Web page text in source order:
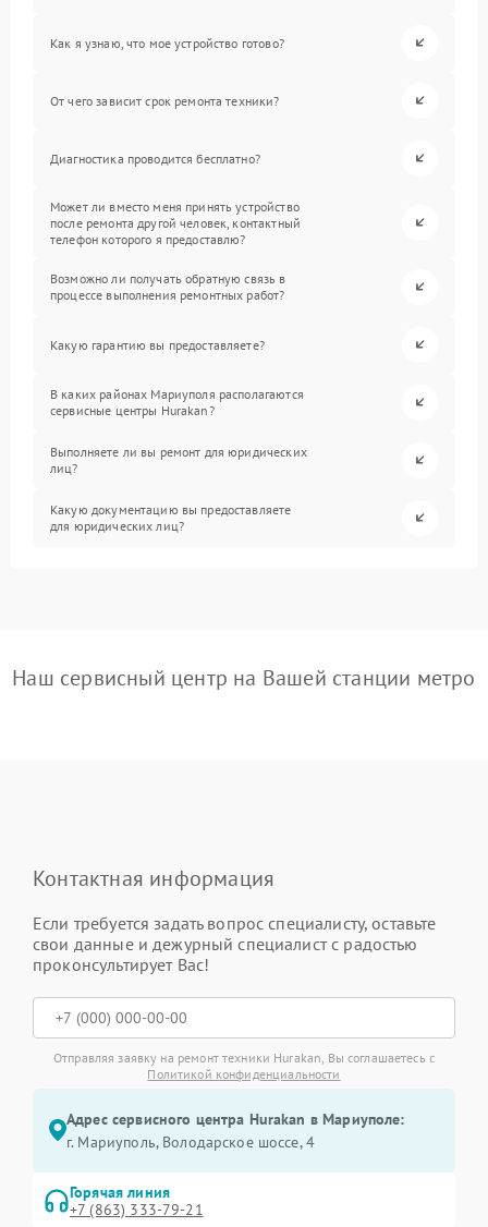
Как я узнаю, что мое устройство готово?
От чего зависит срок ремонта техники?
Диагностика проводится бесплатно?
Может ли вместо меня принять устройство
после ремонта другой человек, контактный
телефон которого я предоставлю?
Возможно ли получать обратную связь в
процессе выполнения ремонтных работ?
Какую гарантию вы предоставляете?
В каких районах Мариуполя располагаются
сервисные центры Hurakan?
Выполняете ли вы ремонт для юридических
лиц?
Какую документацию вы предоставляете
для юридических лиц?
Наш сервисный центр на Вашей станции метро
Контактная информация
Если требуется задать вопрос специалисту, оставьте
свои данные и дежурный специалист с радостью
проконсультирует Вас!
Отправляя заявку на ремонт техники Hurakan, Вы соглашаетесь с
Политикой конфиденциальности
Адрес сервисного центра Hurakan в Мариуполе:
г. Мариуполь, Володарское шоссе, 4
Горячая линия
+7 (863) 333-79-21